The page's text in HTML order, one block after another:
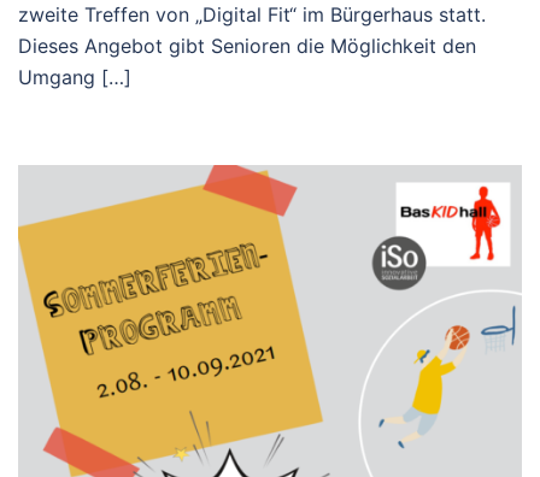
zweite Treffen von „Digital Fit“ im Bürgerhaus statt.
Dieses Angebot gibt Senioren die Möglichkeit den
Umgang […]